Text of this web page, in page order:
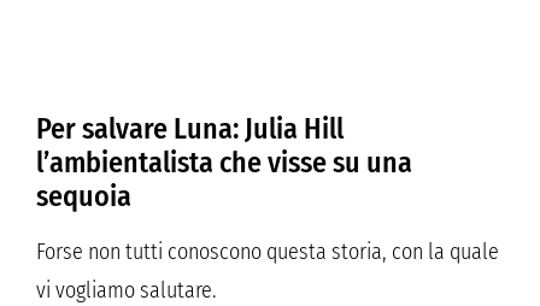
Per salvare Luna: Julia Hill
l’ambientalista che visse su una
sequoia
Forse non tutti conoscono questa storia, con la quale
vi vogliamo salutare.